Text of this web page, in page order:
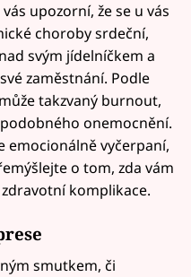
upozorní, že se u vás
choroby srdeční,
svým jídelníčkem a
zaměstnání. Podle
takzvaný burnout,
onemocnění.
emocionálně vyčerpaní,
o tom, zda vám
komplikace.
smutkem, či